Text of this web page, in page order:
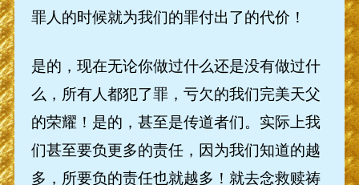
罪人的时候就为我们的罪付出了的代价！
是的，现在无论你做过什么还是没有做过什
么，所有人都犯了罪，亏欠的我们完美天父
的荣耀！是的，甚至是传道者们。实际上我
们甚至要负更多的责任，因为我们知道的越
多，所要负的责任也就越多！就去念救赎祷